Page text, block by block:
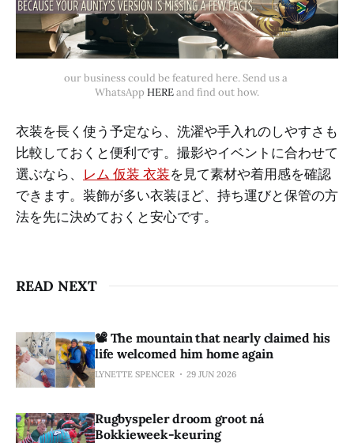
our business could be featured here. Send us a
WhatsApp HERE and find out how.
衣装を長く使う予定なら、洗濯や手入れのしやすさも
比較しておくと便利です。撮影やイベントに合わせて
選ぶなら、 レム 仮装 衣装を見て素材や着用感を確認
できます。装飾が多い衣装ほど、持ち運びと保管の方
法を先に決めておくと安心です。
READ NEXT
📽️ The mountain that nearly claimed his
life welcomed him home again
LYNETTE SPENCER 29 JUN 2026
Rugbyspeler droom groot ná
Bokkieweek-keuring